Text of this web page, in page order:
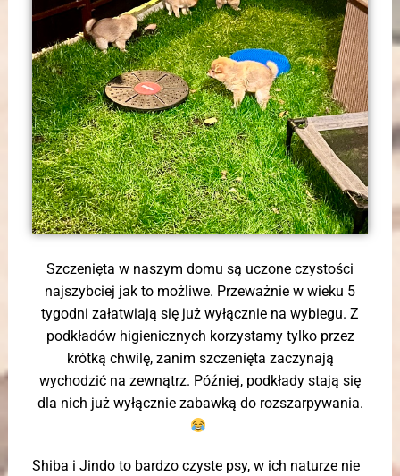
Szczenięta w naszym domu są uczone czystości
najszybciej jak to możliwe. Przeważnie w wieku 5
tygodni załatwiają się już wyłącznie na wybiegu. Z
podkładów higienicznych korzystamy tylko przez
krótką chwilę, zanim szczenięta zaczynają
wychodzić na zewnątrz. Później, podkłady stają się
dla nich już wyłącznie zabawką do rozszarpywania.
Shiba i Jindo to bardzo czyste psy, w ich naturze nie